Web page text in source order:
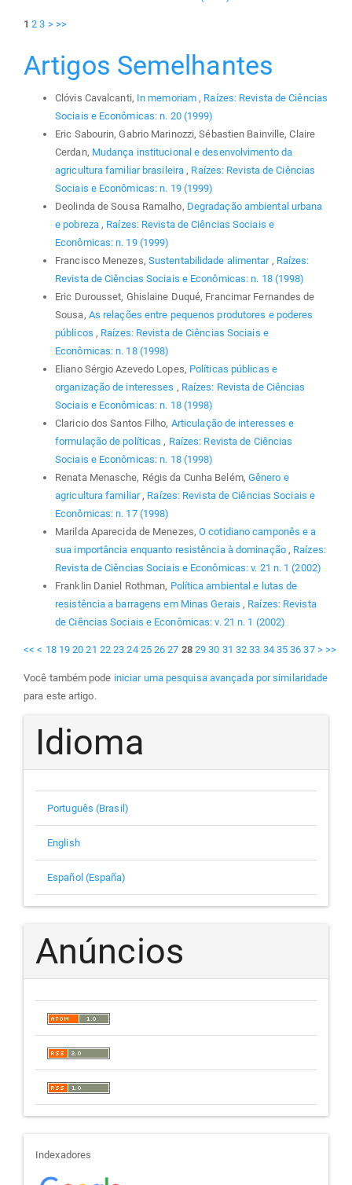
1 2 3 > >>
Artigos Semelhantes
Clóvis Cavalcanti, In memoriam, Raízes: Revista de Ciências
Sociais e Econômicas: n. 20 (1999)
Eric Sabourin, Gabrio Marinozzi, Sébastien Bainville, Claire
Cerdan, Mudança institucional e desenvolvimento da
agricultura familiar brasileira, Raízes: Revista de Ciências
Sociais e Econômicas: n. 19 (1999)
Deolinda de Sousa Ramalho, Degradação ambiental urbana
e pobreza , Raízes: Revista de Ciências Sociais e
Econômicas: n. 19 (1999)
Francisco Menezes, Sustentabilidade alimentar , Raízes:
Revista de Ciências Sociais e Econômicas: n. 18 (1998)
Eric Durousset, Ghislaine Duqué, Francimar Fernandes de
Sousa, As relações entre pequenos produtores e poderes
públicos , Raízes: Revista de Ciências Sociais e
Econômicas: n. 18 (1998)
Eliano Sérgio Azevedo Lopes, Políticas públicas e
organização de interesses , Raízes: Revista de Ciências
Sociais e Econômicas: n. 18 (1998)
Claricio dos Santos Filho, Articulação de interesses e
formulação de políticas, Raízes: Revista de Ciências
Sociais e Econômicas: n. 18 (1998)
Renata Menasche, Régis da Cunha Belém, Gênero e
agricultura familiar, Raízes: Revista de Ciências Sociais e
Econômicas: n. 17 (1998)
Marilda Aparecida de Menezes,O cotidiano camponês e a
sua importância enquanto resistência à dominação , Raízes:
Revista de Ciências Sociais e Econômicas: v. 21 n. 1 (2002)
Franklin Daniel Rothman, Política ambiental e lutas de
resistência a barragens em Minas Gerais, Raízes: Revista
de Ciências Sociais e Econômicas: v. 21 n. 1 (2002)
<< < 18 19 20 21 22 23 24 25 26 27 28 29 30 31 32 33 34 35 36 37 > >>
Você também pode iniciar uma pesquisa avançada por similaridade
para este artigo.
Idioma
Português (Brasil)
English
Español (España)
Anúncios
indexadores
Indexadores